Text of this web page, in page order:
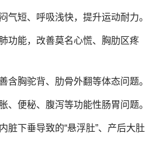
气短、呼吸浅快，提升运动耐力。
功能，改善莫名心慌、胸肋区疼
含胸驼背、肋骨外翻等体态问题。
、便秘、腹泻等功能性肠胃问题。
脏下垂导致的“悬浮肚”、产后大肚